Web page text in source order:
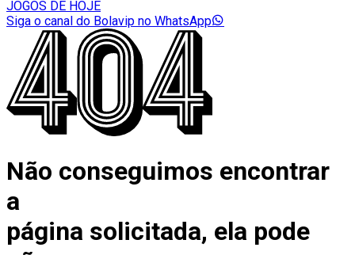
JOGOS DE HOJE
Siga o canal do Bolavip no WhatsApp
Não conseguimos encontrar
a
página solicitada, ela pode